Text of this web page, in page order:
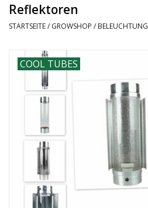
Headshop
Vaporizer
CBD und Hanfextrakte
Reflektoren
STARTSEITE/ GROWSHOP / BELEUCHTUNG
COOL TUBES